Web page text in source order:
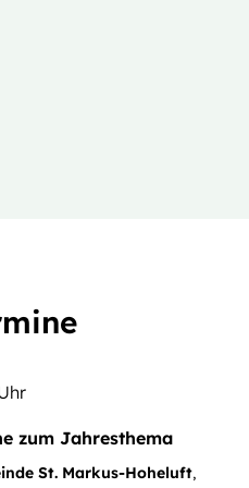
zum Jahresthema
St. Markus-Hoheluft,